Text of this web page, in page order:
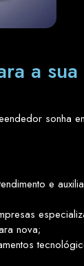
a
sonha
e
nova;